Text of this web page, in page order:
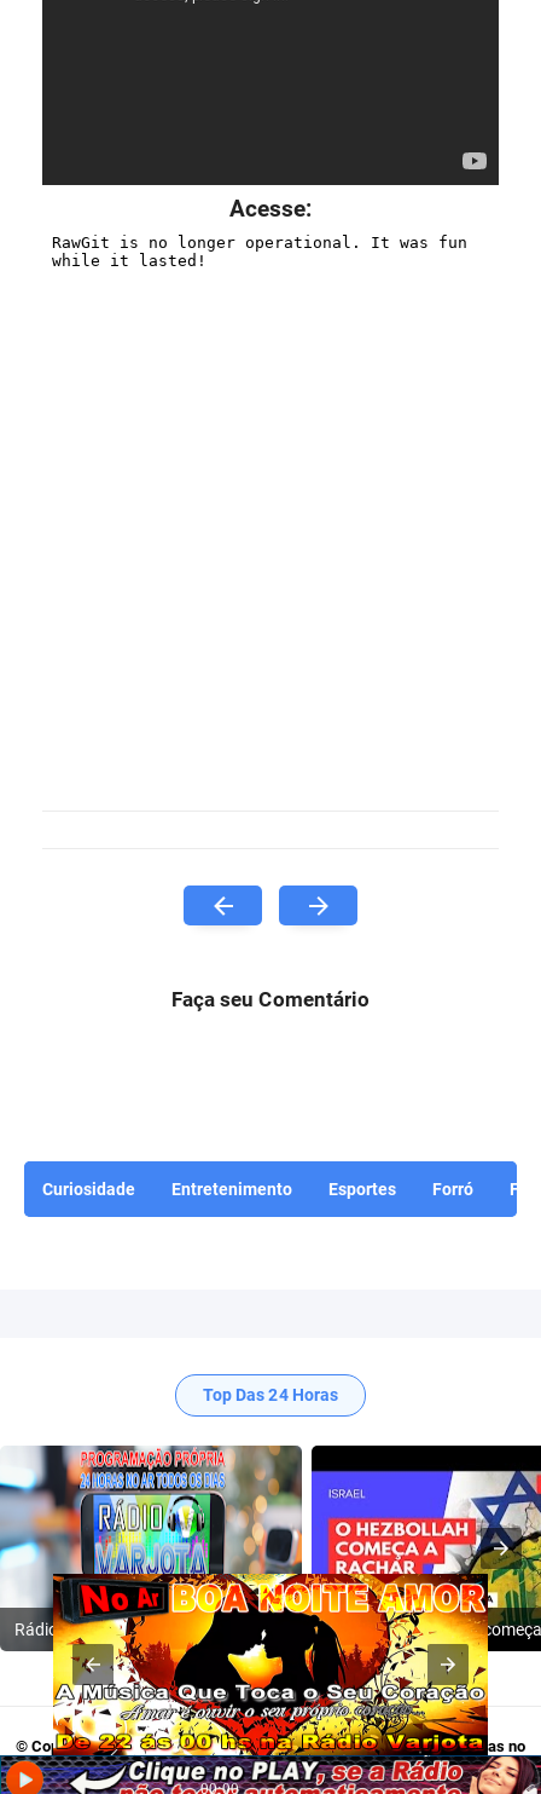
Acesse:
Faça seu Comentário
Curiosidade Entretenimento Esportes Forró
Top Das 24 Horas
© Copyright 2009-2024Rádio Varjota - Programação Própria, 24 Horas no
Ar. Acesse:Twitter,Tik Tok